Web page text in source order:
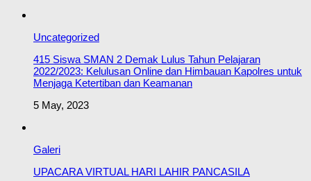
Uncategorized
415 Siswa SMAN 2 Demak Lulus Tahun Pelajaran
2022/2023: Kelulusan Online dan Himbauan Kapolres untuk
Menjaga Ketertiban dan Keamanan
5 May, 2023
Galeri
UPACARA VIRTUAL HARI LAHIR PANCASILA